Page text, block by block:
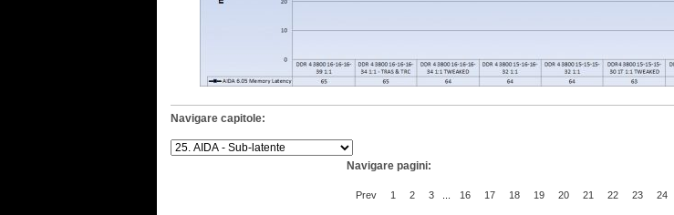
Navigare capitole:
Navigare pagini:
Prev 1 2 3 16 17 18 19 20 21 22 23 24